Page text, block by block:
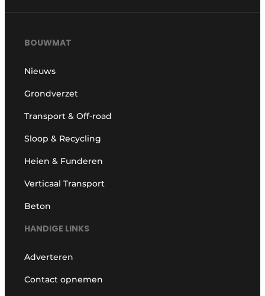
BOUWMAT
Nieuws
Grondverzet
Transport & Off-road
Sloop & Recycling
Heien & Funderen
Verticaal Transport
Beton
HANDIGE LINKS
Adverteren
Contact opnemen